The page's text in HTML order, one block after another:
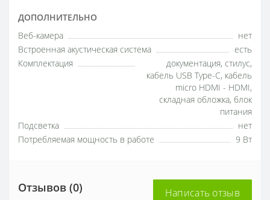
ДОПОЛНИТЕЛЬНО
Веб-камера
нет
Встроенная акустическая система
есть
Комплектация
документация, стилус,
кабель USB Type-C, кабель
micro HDMI - HDMI,
складная обложка, блок
питания
Подсветка
нет
Потребляемая мощность в работе
9 Вт
Отзывов (0) Написать отзыв